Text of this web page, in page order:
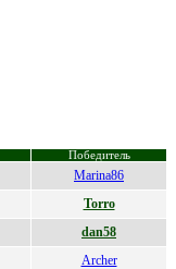
Победитель
Marina86
Torro
dan58
Archer